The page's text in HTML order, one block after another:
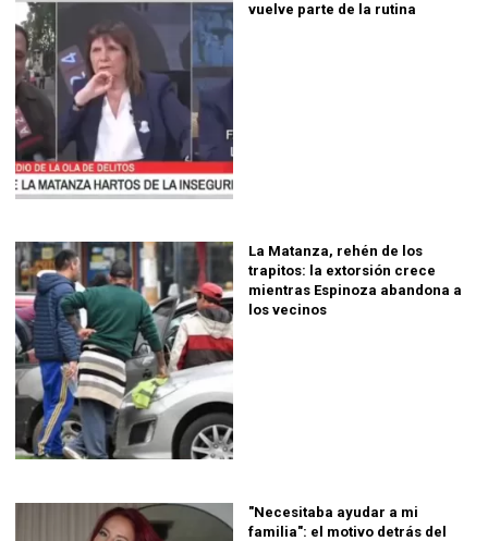
vuelve parte de la rutina
La Matanza, rehén de los
trapitos: la extorsión crece
mientras Espinoza abandona a
los vecinos
"Necesitaba ayudar a mi
familia": el motivo detrás del